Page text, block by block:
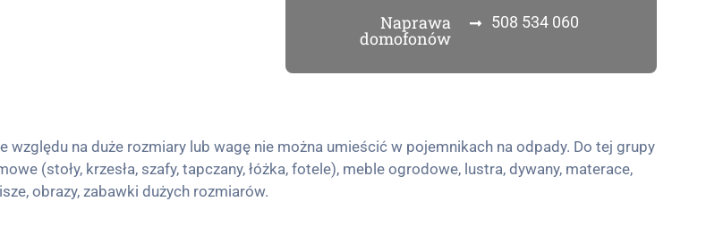
Naprawa
domofonów
508 534 060
na duże rozmiary lub wagę nie można umieścić w pojemnikach na odpady. Do tej grupy
(stoły, krzesła, szafy, tapczany, łóżka, fotele), meble ogrodowe, lustra, dywany, materace,
obrazy, zabawki dużych rozmiarów.